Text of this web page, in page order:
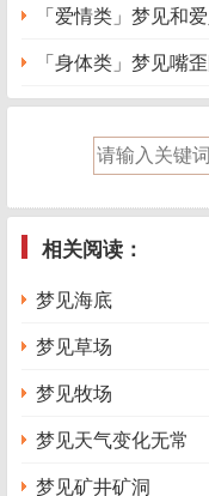
「爱情类」梦见和
「身体类」梦见嘴
相关阅读：
梦见海底
梦见草场
梦见牧场
梦见天气变化无常
梦见矿井矿洞